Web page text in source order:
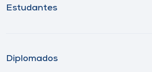
Estudantes
Diplomados